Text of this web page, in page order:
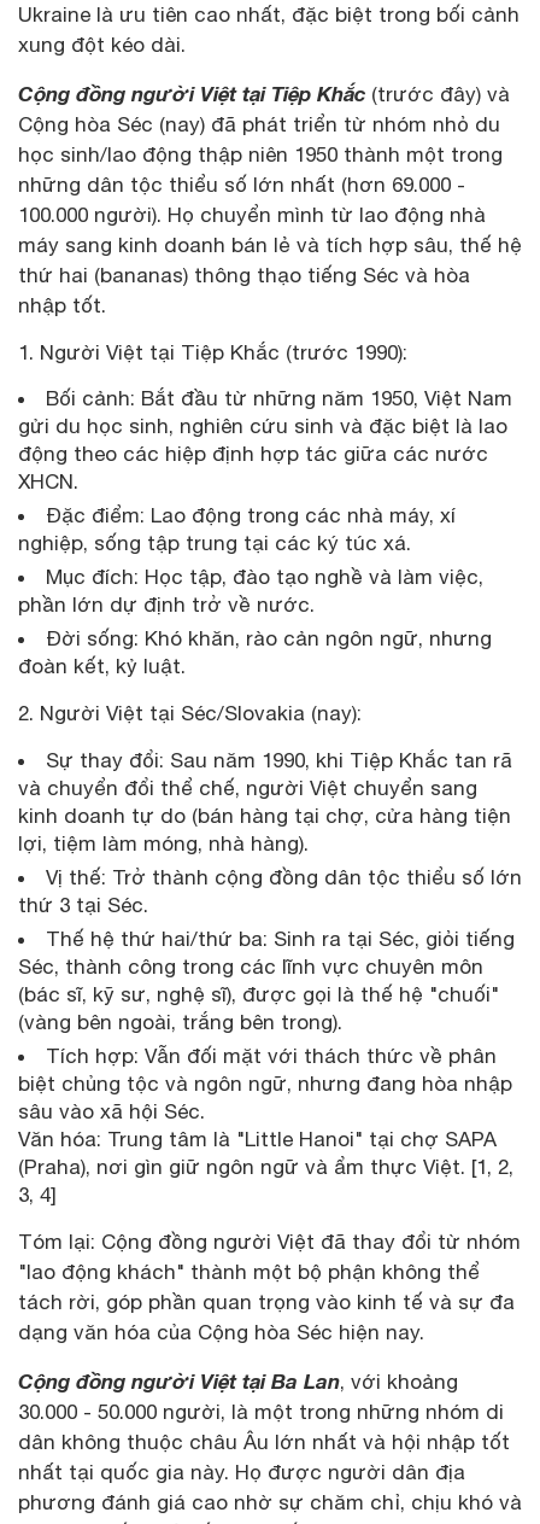
Ukraine là ưu tiên cao nhất, đặc biệt trong bối cảnh
xung đột kéo dài.
Cộng đồng người Việt tại Tiệp Khắc (trước đây) và
Cộng hòa Séc (nay) đã phát triển từ nhóm nhỏ du
học sinh/lao động thập niên 1950 thành một trong
những dân tộc thiểu số lớn nhất (hơn 69.000 -
100.000 người). Họ chuyển mình từ lao động nhà
máy sang kinh doanh bán lẻ và tích hợp sâu, thế hệ
thứ hai (bananas) thông thạo tiếng Séc và hòa
nhập tốt.
Người Việt tại Tiệp Khắc (trước 1990):
Bối cảnh: Bắt đầu từ những năm 1950, Việt Nam
gửi du học sinh, nghiên cứu sinh và đặc biệt là lao
động theo các hiệp định hợp tác giữa các nước
XHCN.
Đặc điểm: Lao động trong các nhà máy, xí
nghiệp, sống tập trung tại các ký túc xá.
Mục đích: Học tập, đào tạo nghề và làm việc,
phần lớn dự định trở về nước.
Đời sống: Khó khăn, rào cản ngôn ngữ, nhưng
đoàn kết, kỷ luật.
2. Người Việt tại Séc/Slovakia (nay):
Sự thay đổi: Sau năm 1990, khi Tiệp Khắc tan rã
và chuyển đổi thể chế, người Việt chuyển sang
kinh doanh tự do (bán hàng tại chợ, cửa hàng tiện
lợi, tiệm làm móng, nhà hàng).
Vị thế: Trở thành cộng đồng dân tộc thiểu số lớn
thứ 3 tại Séc.
Thế hệ thứ hai/thứ ba: Sinh ra tại Séc, giỏi tiếng
Séc, thành công trong các lĩnh vực chuyên môn
(bác sĩ, kỹ sư, nghệ sĩ), được gọi là thế hệ "chuối"
(vàng bên ngoài, trắng bên trong).
Tích hợp: Vẫn đối mặt với thách thức về phân
biệt chủng tộc và ngôn ngữ, nhưng đang hòa nhập
sâu vào xã hội Séc.
Văn hóa: Trung tâm là "Little Hanoi" tại chợ SAPA
(Praha), nơi gìn giữ ngôn ngữ và ẩm thực Việt. [1, 2,
3, 4]
Tóm lại: Cộng đồng người Việt đã thay đổi từ nhóm
"lao động khách" thành một bộ phận không thể
tách rời, góp phần quan trọng vào kinh tế và sự đa
dạng văn hóa của Cộng hòa Séc hiện nay.
Cộng đồng người Việt tại Ba Lan, với khoảng
30.000 - 50.000 người, là một trong những nhóm di
dân không thuộc châu Âu lớn nhất và hội nhập tốt
nhất tại quốc gia này. Họ được người dân địa
phương đánh giá cao nhờ sự chăm chỉ, chịu khó và